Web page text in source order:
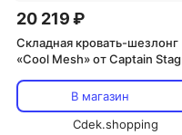
20 219 ₽
Складная кровать-шезлонг
«Cool Mesh» от Captain Stag
В магазин
Cdek.shopping